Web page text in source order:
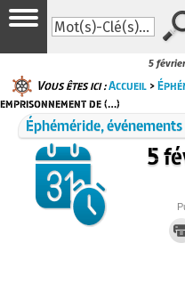
5
Vous êtes ici :Accueil >
emprisonnement de (…)
Éphéméride, événements
5